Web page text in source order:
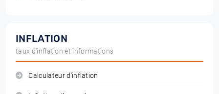
INFLATION
taux d'inflation et informations
Calculateur d'inflation